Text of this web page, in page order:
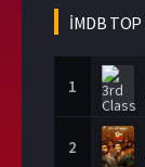
İMDB TOP
1
2